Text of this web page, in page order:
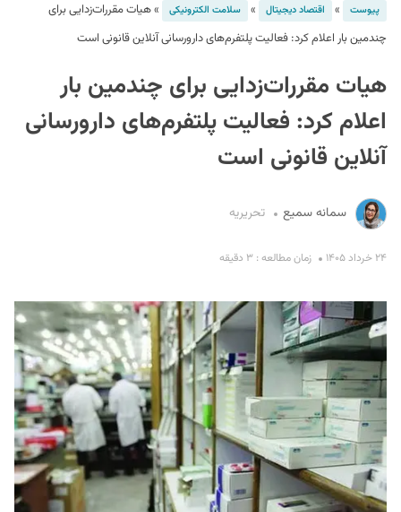
پیوست » اقتصاد دیجیتال » سلامت الکترونیکی »هیات مقررات‌زدایی برای
چندمین بار اعلام کرد: فعالیت پلتفرم‌های دارورسانی آنلاین قانونی است
هیات مقررات‌زدایی برای چندمین بار
اعلام کرد: فعالیت پلتفرم‌های دارورسانی
آنلاین قانونی است
سمانه سمیع تحریریه
۲۴ خرداد ۱۴۰۵ زمان مطالعه : ۳ دقیقه